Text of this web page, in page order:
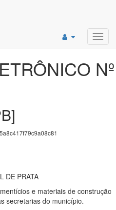
Nº
DE PRATA
e materiais de construção
secretarias do município.